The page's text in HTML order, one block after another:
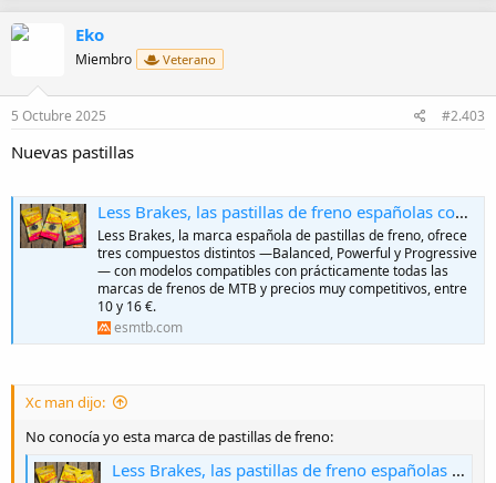
n
e
s
Eko
Miembro Veterano
5 Octubre 2025 #2.403
Nuevas pastillas
Less Brakes, las pastillas de freno españolas con tres compuestos para cada necesidad
Less Brakes, la marca española de pastillas de freno, ofrece
tres compuestos distintos —Balanced, Powerful y Progressive
— con modelos compatibles con prácticamente todas las
marcas de frenos de MTB y precios muy competitivos, entre
10 y 16 €.
esmtb.com
Xc man dijo:
No conocía yo esta marca de pastillas de freno:
Less Brakes, las pastillas de freno españolas con tres compuestos para cada necesidad